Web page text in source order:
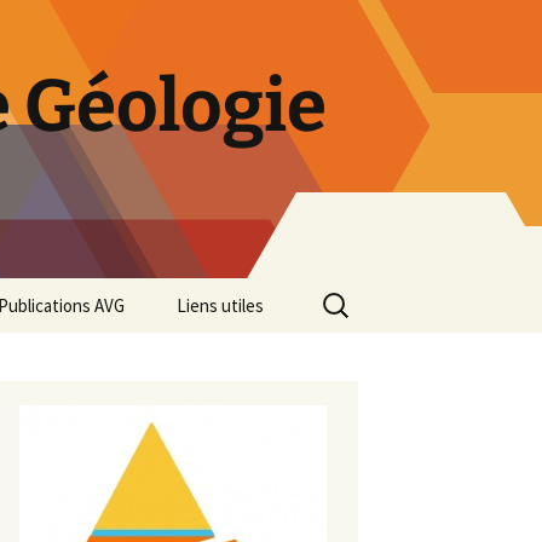
Publications AVG
Diaporama Exposition
minéralogique AVG 2016
Liens utiles
Rechercher :